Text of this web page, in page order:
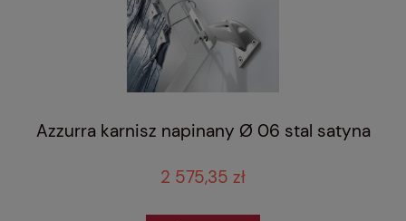
Azzurra karnisz napinany Ø 06 stal satyna
2 575,35 zł